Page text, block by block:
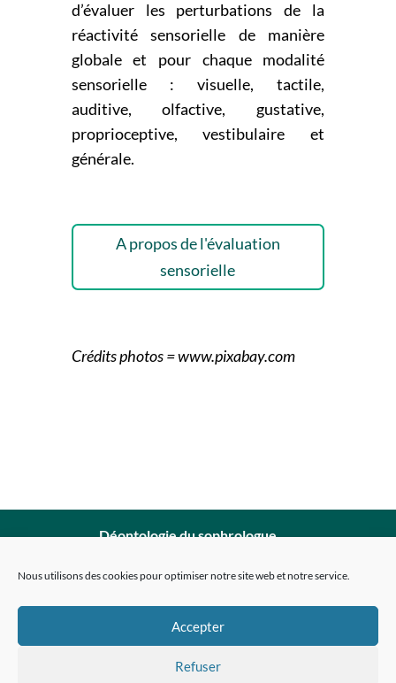
Nous utilisons des cookies pour optimiser notre site web et notre service.
Accepter
Refuser
d’évaluer les perturbations de la
réactivité sensorielle de manière
globale et pour chaque modalité
sensorielle : visuelle, tactile,
auditive, olfactive, gustative,
proprioceptive, vestibulaire et
générale.
A propos de l'évaluation
sensorielle
Crédits photos = www.pixabay.com
Déontologie du sophrologue
Politique de confidentialité
Conditions générales de vente
Politique de cookies (EU)